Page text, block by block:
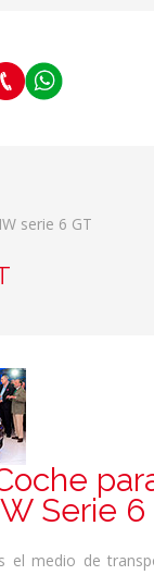
serie 6 GT
Serie 6
el medio de